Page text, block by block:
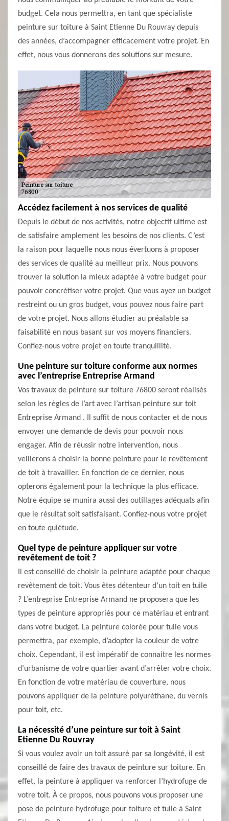
budget. Cela nous permettra, en tant que spécialiste
peinture sur toiture à Saint Etienne Du Rouvray depuis
des années, d’accompagner efficacement votre projet. En
effet, nous vous donnerons des solutions sur mesure.
Accédez facilement à nos services de qualité
Depuis le début de nos activités, notre objectif ultime est
de satisfaire amplement les besoins de nos clients. C’est
la raison pour laquelle nous nous évertuons à proposer
des services de qualité au meilleur prix. Nous pouvons
trouver la solution la mieux adaptée à votre budget pour
pouvoir concrétiser votre projet. Que vous ayez un budget
restreint ou un gros budget, vous pouvez nous faire part
de votre projet. Nous allons étudier au préalable sa
faisabilité en nous basant sur vos moyens financiers.
Confiez-nous votre projet en toute tranquillité.
Une peinture sur toiture conforme aux normes
avec l’entreprise Entreprise Armand
Vos travaux de peinture sur toiture 76800 seront réalisés
selon les règles de l’art avec l’artisan peinture sur toit
Entreprise Armand . Il suffit de nous contacter et de nous
envoyer une demande de devis pour pouvoir nous
engager. Afin de réussir notre intervention, nous
veillerons à choisir la bonne peinture pour le revêtement
de toit à travailler. En fonction de ce dernier, nous
opterons également pour la technique la plus efficace.
Notre équipe se munira aussi des outillages adéquats afin
que le résultat soit satisfaisant. Confiez-nous votre projet
en toute quiétude.
Quel type de peinture appliquer sur votre
revêtement de toit ?
Il est conseillé de choisir la peinture adaptée pour chaque
revêtement de toit. Vous êtes détenteur d’un toit en tuile
? L’entreprise Entreprise Armand ne proposera que les
types de peinture appropriés pour ce matériau et entrant
dans votre budget. La peinture colorée pour tuile vous
permettra, par exemple, d’adopter la couleur de votre
choix. Cependant, il est impératif de connaitre les normes
d’urbanisme de votre quartier avant d’arrêter votre choix.
En fonction de votre matériau de couverture, nous
pouvons appliquer de la peinture polyuréthane, du vernis
pour toit, etc.
La nécessité d’une peinture sur toit à Saint
Etienne Du Rouvray
Si vous voulez avoir un toit assuré par sa longévité, il est
conseillé de faire des travaux de peinture sur toiture. En
effet, la peinture à appliquer va renforcer l’hydrofuge de
votre toit. À ce propos, nous pouvons vous proposer une
pose de peinture hydrofuge pour toiture et tuile à Saint